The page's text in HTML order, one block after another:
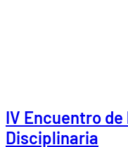
IV Encuentro
Disciplinaria